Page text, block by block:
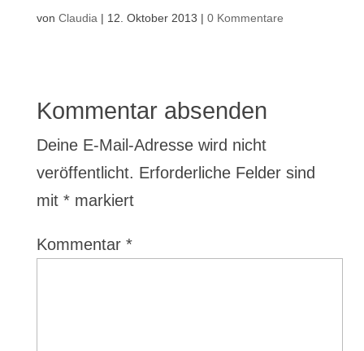
von Claudia | 12. Oktober 2013 | 0 Kommentare
Kommentar absenden
Deine E-Mail-Adresse wird nicht
veröffentlicht. Erforderliche Felder sind
mit *markiert
Kommentar *